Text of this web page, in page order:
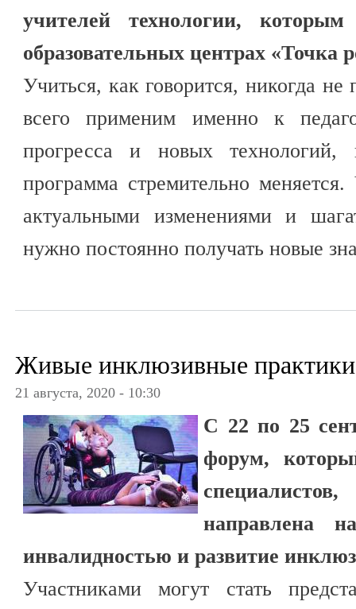
учителей технологии,
образовательных центрах «Точка
Учиться, как говорится, никогда не
всего применим именно к
прогресса и новых технологий,
программа стремительно
актуальными изменениями и
нужно постоянно получать новые
Живые инклюзивные практики
21 августа, 2020 - 10:30
С 22 по 25
форум,
направлена
инвалидностью и развитие
Участниками могут стать